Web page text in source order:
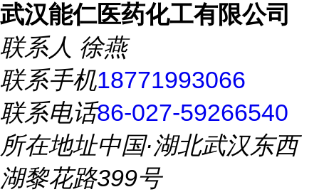
武汉能仁医药化工有限公司
联系人 徐燕
联系手机18771993066
联系电话86-027-59266540
所在地址中国·湖北武汉东西
湖黎花路399号